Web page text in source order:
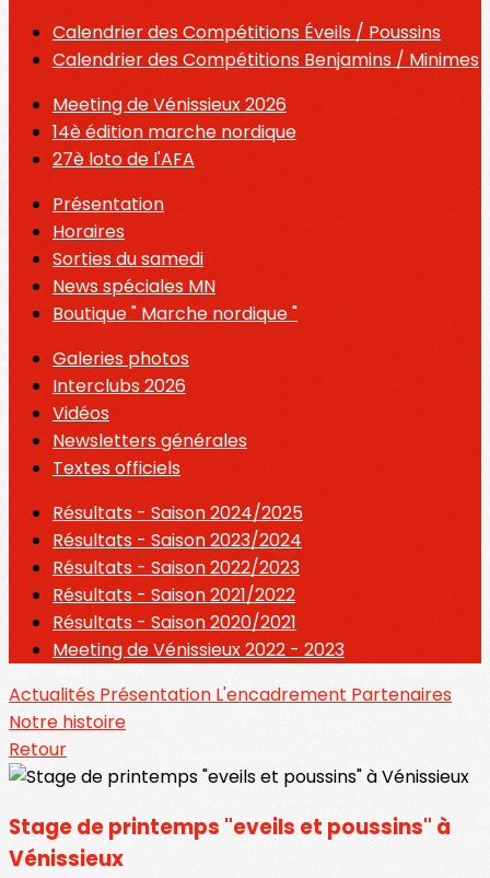
Calendrier des Compétitions Éveils / Poussins
Calendrier des Compétitions Benjamins / Minimes
Meeting de Vénissieux 2026
14è édition marche nordique
27è loto de l'AFA
Présentation
Horaires
Sorties du samedi
News spéciales MN
Boutique " Marche nordique "
Galeries photos
Interclubs 2026
Vidéos
Newsletters générales
Textes officiels
Résultats - Saison 2024/2025
Résultats - Saison 2023/2024
Résultats - Saison 2022/2023
Résultats - Saison 2021/2022
Résultats - Saison 2020/2021
Meeting de Vénissieux 2022 - 2023
Actualités Présentation L'encadrement Partenaires
Notre histoire
Retour
Stage de printemps "eveils et poussins" à
Vénissieux